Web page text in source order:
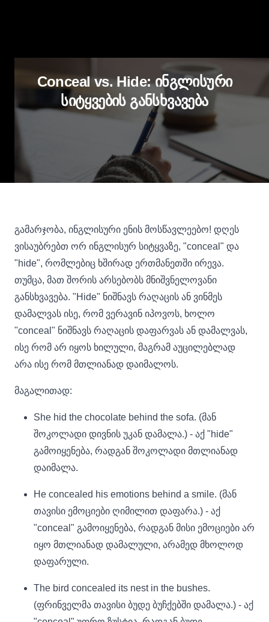
Conceal vs. Hide: ინგლისური
სიტყვების განსხვავება
გამარჯობა, ინგლისური ენის მოსწავლეებო! დღეს
ვისაუბრებთ ორ ინგლისურ სიტყვაზე, "conceal" და
"hide", რომლებიც ხშირად ერთმანეთში ირევა.
თუმცა, მათ შორის არსებობს მნიშვნელოვანი
განსხვავება. "Hide" ნიშნავს რაღაცის ან ვინმეს
დამალვას ისე, რომ ვერავინ იპოვოს, ხოლო
"conceal" ნიშნავს რაღაცის დაფარვას ან დამალვას,
ისე რომ არ იყოს ხილული, მაგრამ აუცილებლად
არა ისე რომ მთლიანად დაიმალოს.
მაგალითად:
She hid the chocolate behind the sofa. (მან
შოკოლადი დივნის უკან დამალა.) - აქ "hide"
გამოიყენება, რადგან შოკოლადი მთლიანად
დაიმალა.
He concealed his emotions behind a smile. (მან
თავისი ემოციები ღიმილით დაფარა.) - აქ
"conceal" გამოიყენება, რადგან მისი ემოციები არ
იყო მთლიანად დამალული, არამედ მხოლოდ
დაფარული.
The bird concealed its nest in the bushes.
(ფრინველმა თავისი ბუდე ბუჩქებში დამალა.) - აქ